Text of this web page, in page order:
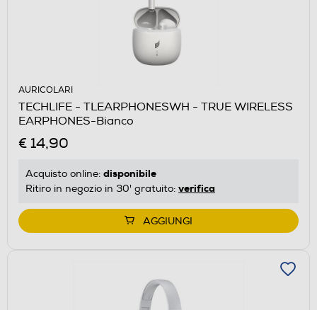
AURICOLARI
TECHLIFE - TLEARPHONESWH - TRUE WIRELESS
EARPHONES-Bianco
€ 14,90
Acquisto online: disponibile
Ritiro in negozio in 30' gratuito: verifica
AGGIUNGI